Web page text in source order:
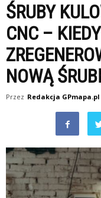
ŚRUBY
CNC –
NOWĄ
Przez Redakcja GPmapa.pl